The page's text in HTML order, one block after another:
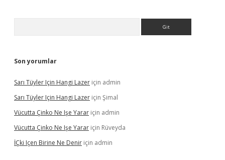
Son yorumlar
Sarı Tüyler Için Hangi Lazer için admin
Sarı Tüyler Için Hangi Lazer için Şimal
Vücutta Çinko Ne Işe Yarar için admin
Vücutta Çinko Ne Işe Yarar için Rüveyda
İÇki Içen Birine Ne Denir için admin